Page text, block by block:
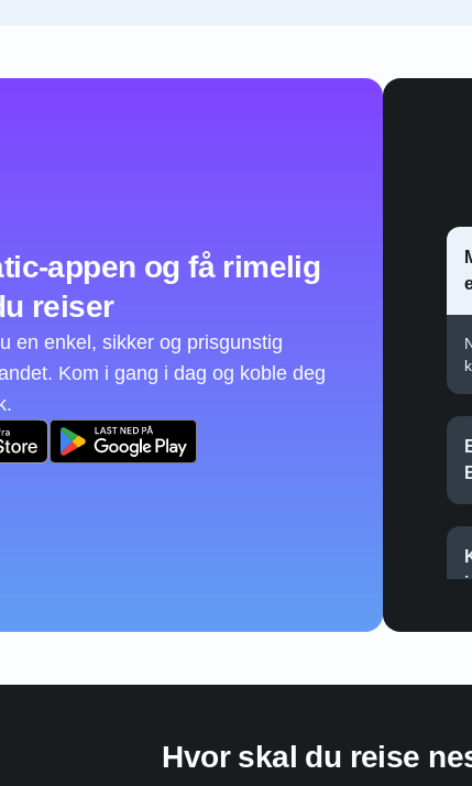
appen og få rimelig
reiser
en enkel, sikker og prisgunstig
Kom i gang i dag og koble deg
Hvor skal du reise